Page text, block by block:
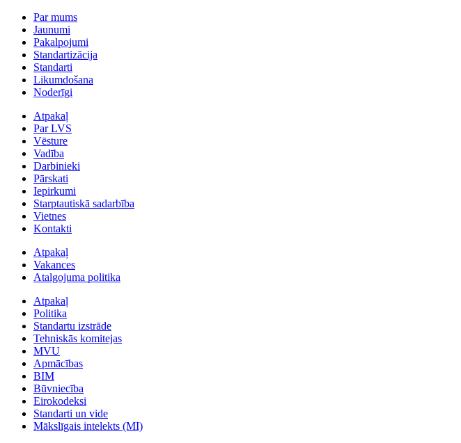
Par mums
Jaunumi
Pakalpojumi
Standartizācija
Standarti
Likumdošana
Noderīgi
Atpakaļ
Par LVS
Vēsture
Vadība
Darbinieki
Pārskati
Iepirkumi
Starptautiskā sadarbība
Vietnes
Kontakti
Atpakaļ
Vakances
Atalgojuma politika
Atpakaļ
Politika
Standartu izstrāde
Tehniskās komitejas
MVU
Apmācības
BIM
Būvniecība
Eirokodeksi
Standarti un vide
Mākslīgais intelekts (MI)